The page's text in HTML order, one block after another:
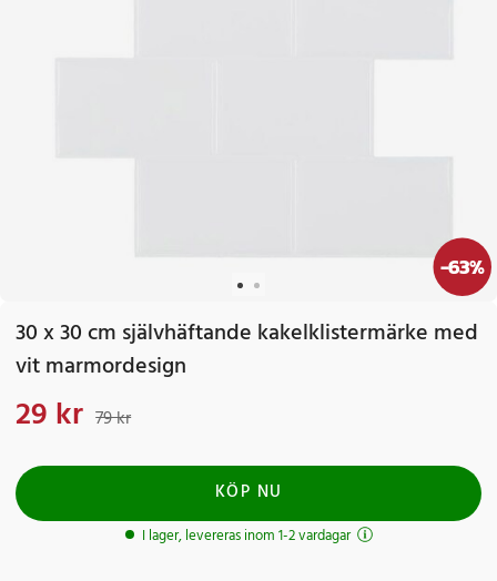
-63%
30 x 30 cm självhäftande kakelklistermärke med
vit marmordesign
Nuvarande pris
29 kr 79 kr
KÖP NU
I lager, levereras inom 1-2 vardagar